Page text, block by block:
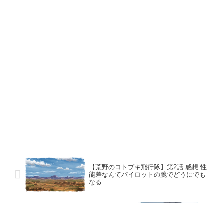
【荒野のコトブキ飛行隊】第2話 感想 性
能差なんてパイロットの腕でどうにでも
なる